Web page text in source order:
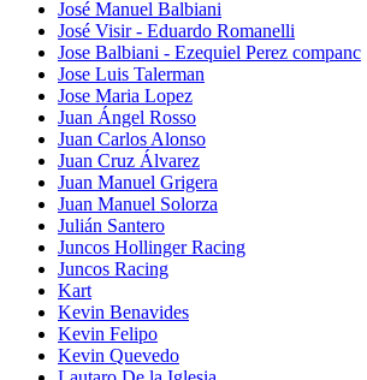
José Manuel Balbiani
José Visir - Eduardo Romanelli
Jose Balbiani - Ezequiel Perez companc
Jose Luis Talerman
Jose Maria Lopez
Juan Ángel Rosso
Juan Carlos Alonso
Juan Cruz Álvarez
Juan Manuel Grigera
Juan Manuel Solorza
Julián Santero
Juncos Hollinger Racing
Juncos Racing
Kart
Kevin Benavides
Kevin Felipo
Kevin Quevedo